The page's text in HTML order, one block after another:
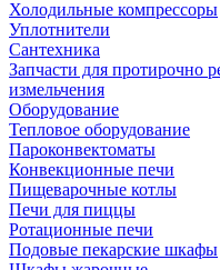
Холодильные компрессоры
Уплотнители
Сантехника
Запчасти для протирочно
измельчения
Оборудование
Тепловое оборудование
Пароконвектоматы
Конвекционные печи
Пищеварочные котлы
Печи для пиццы
Ротационные печи
Подовые пекарские шкафы